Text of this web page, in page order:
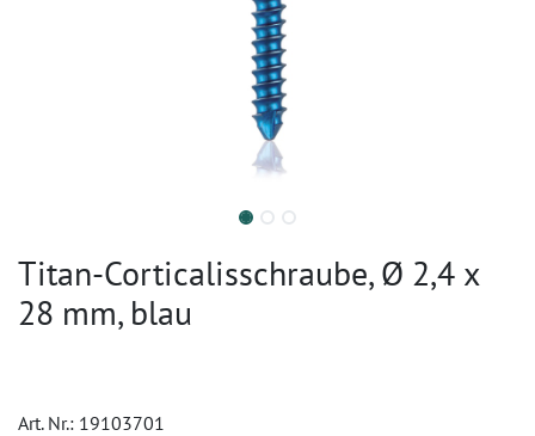
Titan-Corticalisschraube, Ø 2,4 x
28 mm, blau
Art. Nr.: 19103701